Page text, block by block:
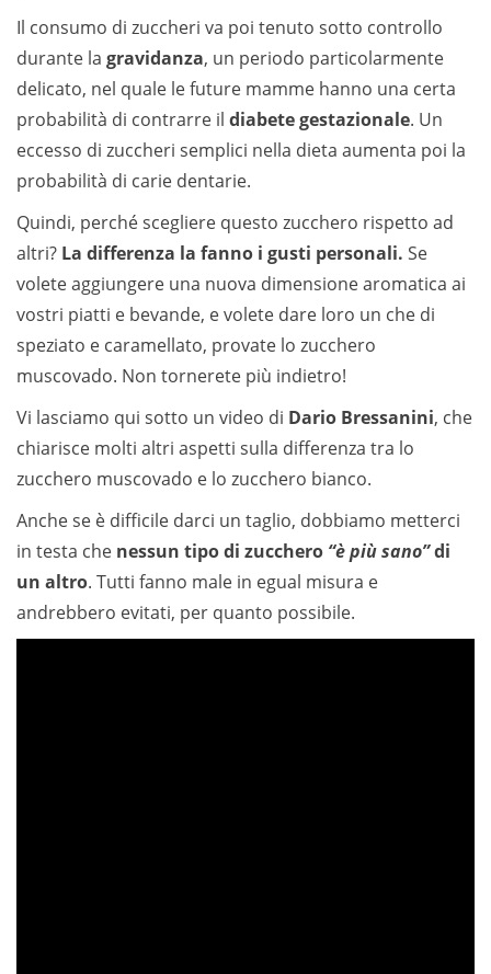
Il consumo di zuccheri va poi tenuto sotto controllo
durante la gravidanza, un periodo particolarmente
delicato, nel quale le future mamme hanno una certa
probabilità di contrarre il diabete gestazionale. Un
eccesso di zuccheri semplici nella dieta aumenta poi la
probabilità di carie dentarie.
Quindi, perché scegliere questo zucchero rispetto ad
altri? La differenza la fanno i gusti personali. Se
volete aggiungere una nuova dimensione aromatica ai
vostri piatti e bevande, e volete dare loro un che di
speziato e caramellato, provate lo zucchero
muscovado. Non tornerete più indietro!
Vi lasciamo qui sotto un video di Dario Bressanini, che
chiarisce molti altri aspetti sulla differenza tra lo
zucchero muscovado e lo zucchero bianco.
Anche se è difficile darci un taglio, dobbiamo metterci
in testa che nessun tipo di zucchero “è più sano”di
un altro. Tutti fanno male in egual misura e
andrebbero evitati, per quanto possibile.